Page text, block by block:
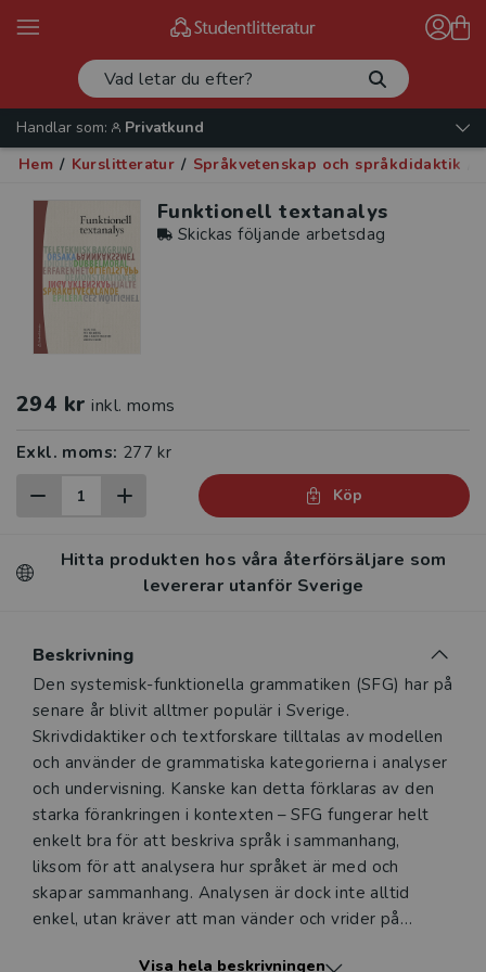
Handlar som:
Privatkund
Hem / Kurslitteratur / Språkvetenskap och språkdidaktik
Funktionell textanalys
Skickas följande arbetsdag
294 kr inkl. moms
Exkl. moms: 277 kr
Köp
Hitta produkten hos våra återförsäljare som
levererar utanför Sverige
Beskrivning
Beskrivning
Den systemisk-funktionella grammatiken (SFG) har på
senare år blivit alltmer populär i Sverige.
Skrivdidaktiker och textforskare tilltalas av modellen
och använder de grammatiska kategorierna i analyser
och undervisning. Kanske kan detta förklaras av den
starka förankringen i kontexten – SFG fungerar helt
enkelt bra för att beskriva språk i sammanhang,
liksom för att analysera hur språket är med och
skapar sammanhang. Analysen är dock inte alltid
enkel, utan kräver att man vänder och vrider på
Visa hela beskrivningen